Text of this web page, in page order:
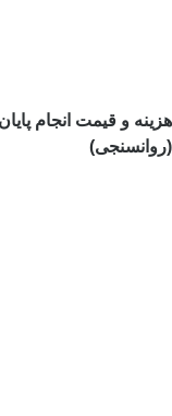
هزینه و قیمت انجام
(روانسنجی)